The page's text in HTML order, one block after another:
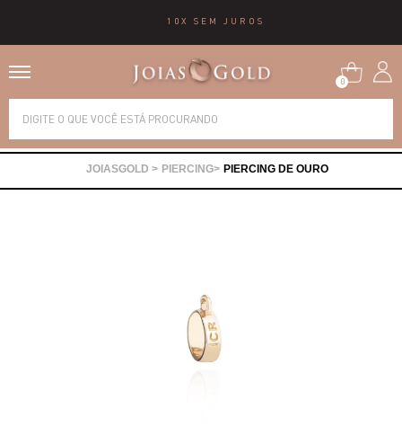
10X SEM JUROS
0
PIERCING PIERCING DE OURO
Alianças